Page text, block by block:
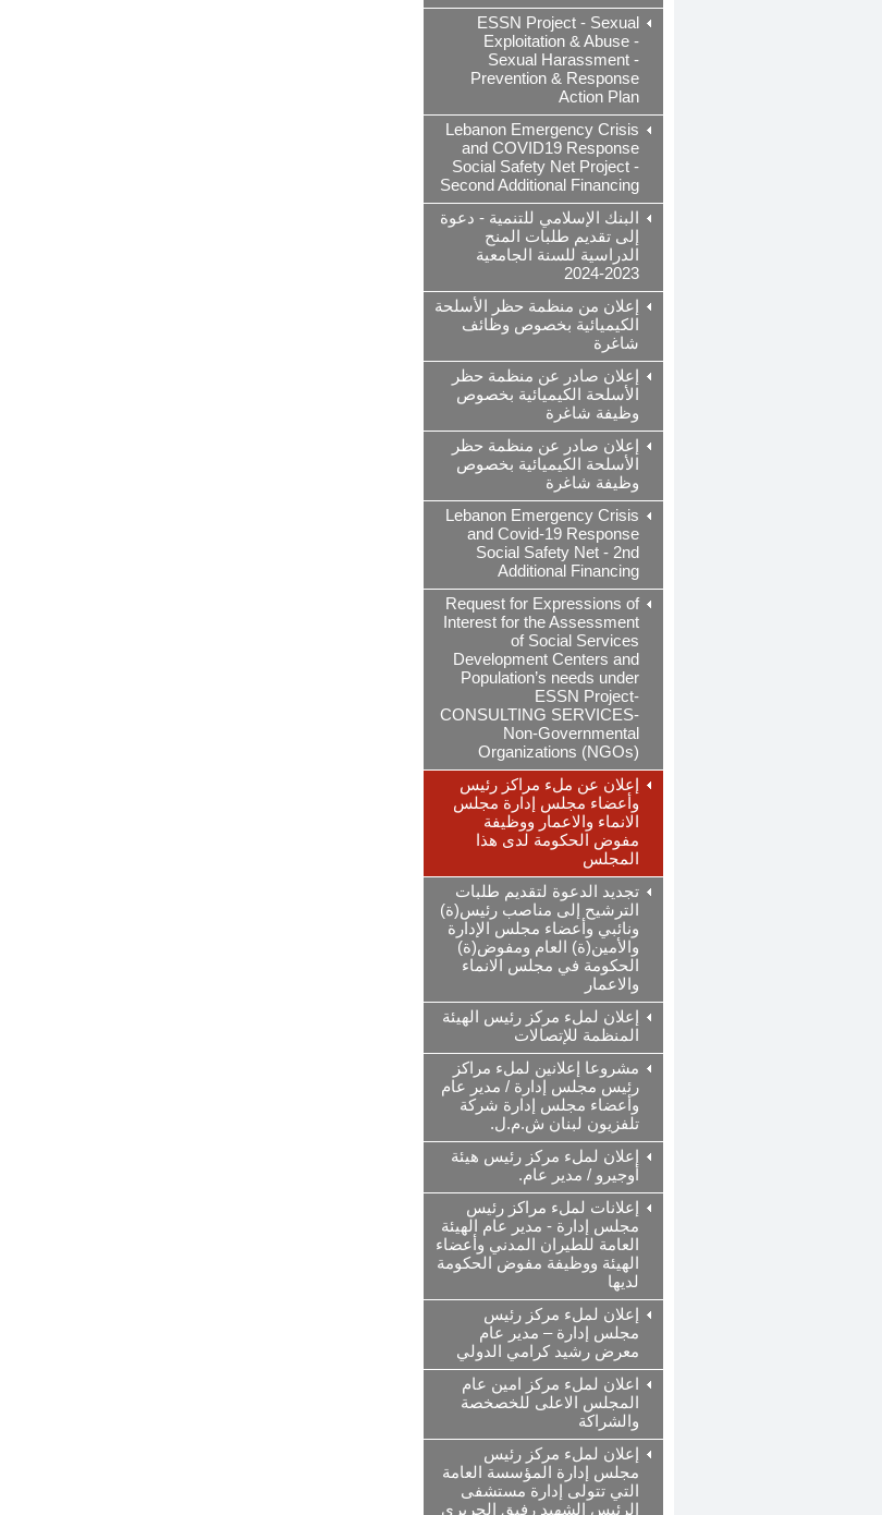
ESSN Project - Sexual
Exploitation & Abuse -
Sexual Harassment -
Prevention & Response
Action Plan
Lebanon Emergency Crisis
and COVID19 Response
Social Safety Net Project -
Second Additional Financing
البنك الإسلامي للتنمية - دعوة
إلى تقديم طلبات المنح
الدراسية للسنة الجامعية
2023-2024
إعلان من منظمة حظر الأسلحة
الكيميائية بخصوص وظائف
شاغرة
إعلان صادر عن منظمة حظر
الأسلحة الكيميائية بخصوص
وظيفة شاغرة
إعلان صادر عن منظمة حظر
الأسلحة الكيميائية بخصوص
وظيفة شاغرة
Lebanon Emergency Crisis
and Covid-19 Response
Social Safety Net - 2nd
Additional Financing
Request for Expressions of
Interest for the Assessment
of Social Services
Development Centers and
Population’s needs under
ESSN Project-
CONSULTING SERVICES-
Non-Governmental
Organizations (NGOs)
إعلان عن ملء مراكز رئيس
وأعضاء مجلس إدارة مجلس
الانماء والاعمار ووظيفة
مفوض الحكومة لدى هذا
المجلس
تجديد الدعوة لتقديم طلبات
الترشيح إلى مناصب رئيس(ة)
ونائبي وأعضاء مجلس الإدارة
والأمين(ة) العام ومفوض(ة)
الحكومة في مجلس الانماء
والاعمار
إعلان لملء مركز رئيس الهيئة
المنظمة للإتصالات
مشروعا إعلانين لملء مراكز
رئيس مجلس إدارة / مدير عام
وأعضاء مجلس إدارة شركة
تلفزيون لبنان ش.م.ل.
إعلان لملء مركز رئيس هيئة
أوجيرو / مدير عام.
إعلانات لملء مراكز رئيس
مجلس إدارة - مدير عام الهيئة
العامة للطيران المدني وأعضاء
الهيئة ووظيفة مفوض الحكومة
لديها
إعلان لملء مركز رئيس
مجلس إدارة – مدير عام
معرض رشيد كرامي الدولي
اعلان لملء مركز امين عام
المجلس الاعلى للخصخصة
والشراكة
إعلان لملء مركز رئيس
مجلس إدارة المؤسسة العامة
التي تتولى إدارة مستشفى
الرئيس الشهيد رفيق الحريري